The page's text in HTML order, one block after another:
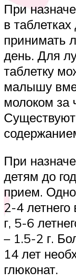
При
в
принимать
день. Для
таблетку
малышу
молоком за
При
детям до
прием.
2-4 летнего
г, 5-6
– 1.5-2 г.
14 лет
глюконат.